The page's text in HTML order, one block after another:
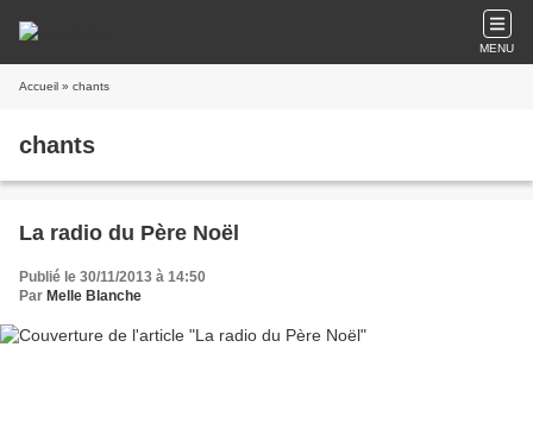
MENU
Accueil » chants
chants
La radio du Père Noël
Publié le 30/11/2013 à 14:50
Par Melle Blanche